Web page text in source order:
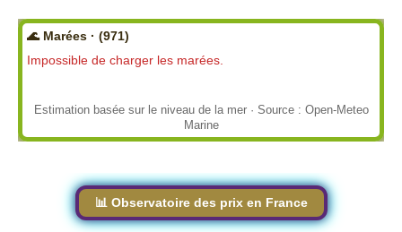
🌊 Marées · (971)
Impossible de charger les marées.
Estimation basée sur le niveau de la mer · Source : Open-Meteo
Marine
📊 Observatoire des prix en France